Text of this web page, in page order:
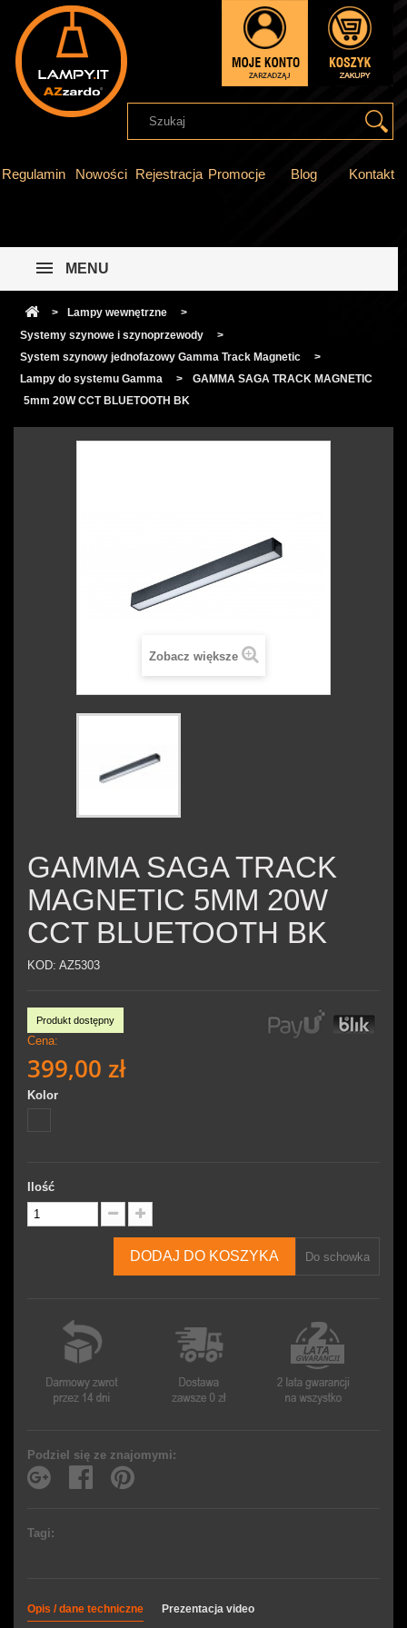
Regulamin Nowości Rejestracja Promocje Blog Kontakt
MENU
> Lampy wewnętrzne
>
Systemy szynowe i szynoprzewody
>
System szynowy jednofazowy Gamma Track Magnetic
>
Lampy do systemu Gamma
>
GAMMA SAGA TRACK MAGNETIC
5mm 20W CCT BLUETOOTH BK
Zobacz większe
GAMMA SAGA TRACK
MAGNETIC 5MM 20W
CCT BLUETOOTH BK
KOD: AZ5303
Produkt dostępny
Cena:
399,00 zł
Kolor
Ilość
DODAJ DO KOSZYKA Do schowka
Podziel się ze znajomymi:
Tagi:
Opis / dane techniczne Prezentacja video